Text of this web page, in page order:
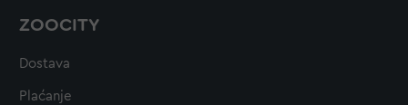
ZOOCITY
Dostava
Plaćanje